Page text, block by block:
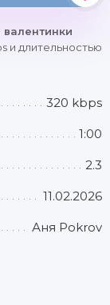
и длительностью
320 kbps
1:00
2.3
11.02.2026
Аня Pokrov